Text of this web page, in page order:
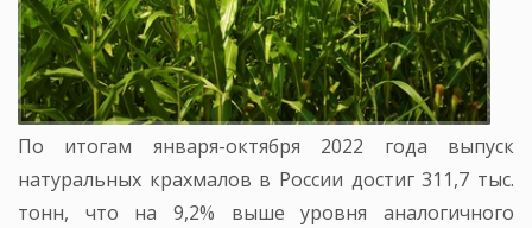
По итогам января-октября 2022 года выпуск
натуральных крахмалов в России достиг 311,7 тыс.
тонн, что на 9,2% выше уровня аналогичного